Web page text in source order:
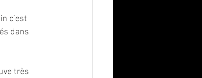
c’est
dans
très